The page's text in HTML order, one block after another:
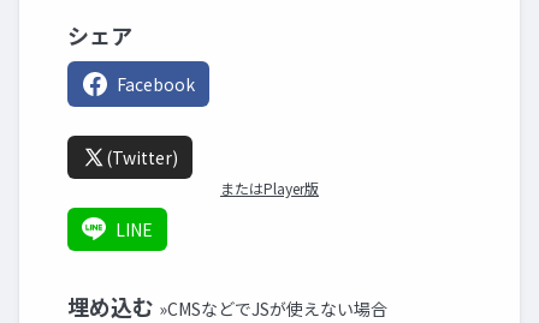
シェア
Facebook
(Twitter)
またはPlayer版
LINE
埋め込む »CMSなどでJSが使えない場合